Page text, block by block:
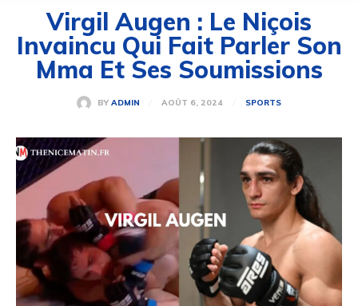
Virgil Augen : Le Niçois
Invaincu Qui Fait Parler Son
Mma Et Ses Soumissions
BY ADMIN AOÛT 6, 2024 SPORTS